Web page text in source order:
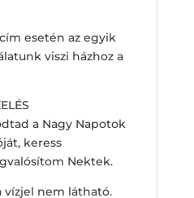
esetén az egyik
viszi házhoz a
a Nagy Napotok
keress
Nektek.
vízjel nem látható.